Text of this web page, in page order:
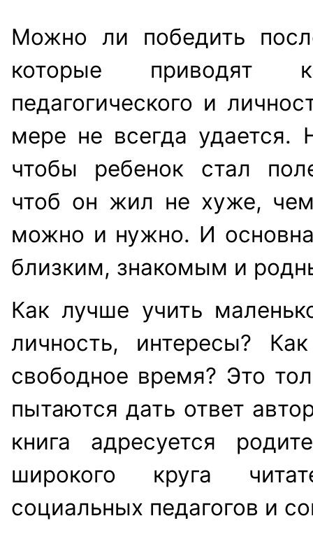
Можно ли победить
которые приводят
педагогического и
мере не всегда удается.
чтобы ребенок стал
чтоб он жил не хуже,
можно и нужно. И
близким, знакомым и
Как лучше учить
личность, интересы?
свободное время? Это
пытаются дать ответ
книга адресуется
широкого круга
социальных педагогов и